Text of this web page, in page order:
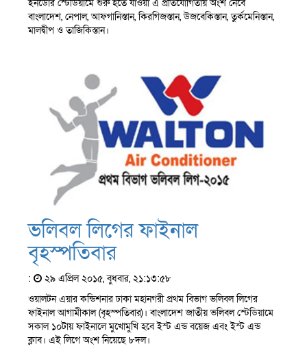
ইনডোর স্টেডিয়ামে শুরু হতে যাওয়া এ প্রতিযোগিতায় অংশ নেবে
বাংলাদেশ, নেপাল, আফগানিস্তান, কিরগিজস্তান, উজবেকিস্তান, তুর্কমেনিস্তান,
মালদ্বীপ ও তাজিকিস্তান।
ভলিবল লিগের ফাইনাল
বৃহস্পতিবার
:
২৯ এপ্রিল ২০১৫, বুধবার, ২১:১৩:৫৮
ওয়ালটন এয়ার কন্ডিশনার ঢাকা মহানগরী প্রথম বিভাগ ভলিবল লিগের
ফাইনাল আগামীকাল (বৃহস্পতিবার)। বাংলাদেশ জাতীয় ভলিবল স্টেডিয়ামে
সকাল ১০টায় ফাইনালে মুখোমুখি হবে ইস্ট এন্ড বয়েজ এবং ইস্ট এন্ড
ক্লাব। এই লিগে অংশ নিয়েছে ৮দল।